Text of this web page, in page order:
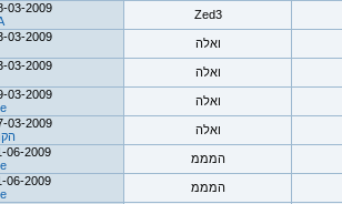
Zed3
03-2009
ואלה 03-2009
ואלה 03-2009
ואלה 03-2009
ואלה 03-2009
המממ 06-2009
המממ 06-2009